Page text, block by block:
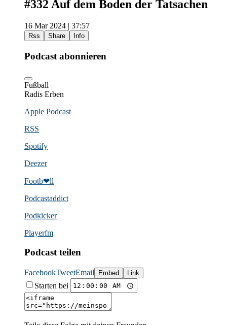
#332 Auf dem Boden der Tatsachen
16 Mar 2024 | 37:57
Rss Share Info
Podcast abonnieren
Fußball
Radis Erben
Apple Podcast
RSS
Spotify
Deezer
Footb❤ll
Podcast­addict
Podkicker
Playerfm
Podcast teilen
FacebookTweetEmail Embed Link
Starten bei